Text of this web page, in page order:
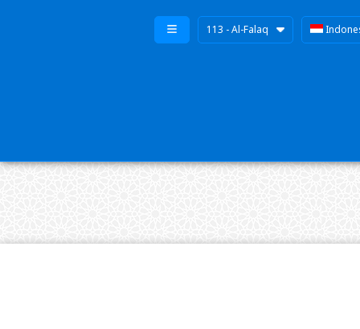
113 - Al-Falaq